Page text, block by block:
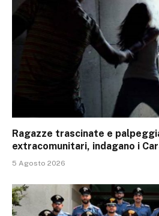
Ragazze trascinate e
extracomunitari, indagano i
5 Agosto 2026